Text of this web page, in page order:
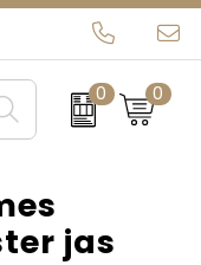
0 0
jas